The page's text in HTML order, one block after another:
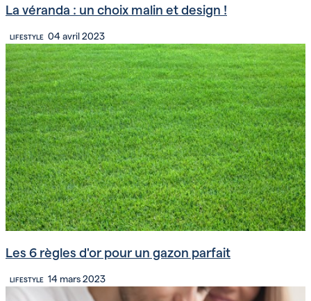
La véranda : un choix malin et design !
LIFESTYLE 04 avril 2023
Les 6 règles d'or pour un gazon parfait
LIFESTYLE 14 mars 2023